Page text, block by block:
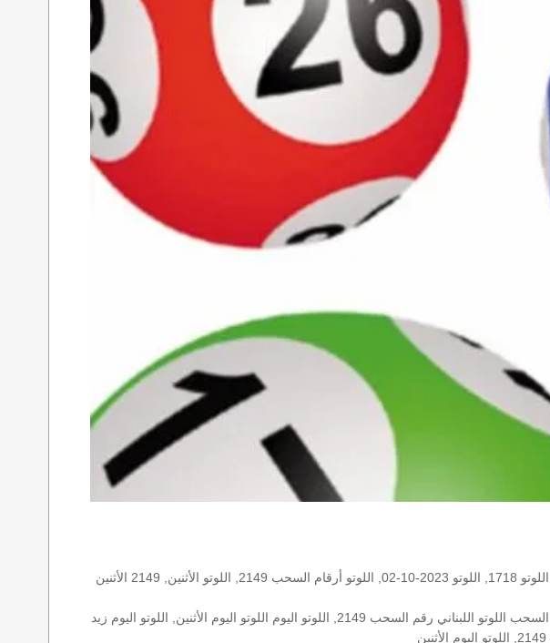
الأرقام الستة الاساسية, اللوتو اللبناني هذا اليوم اللوتو اليوم, اللوتو 2149 عو رقم سحب اللوتو ٢١٤٩ بالحرف العربية اللوتو 1718, اللوتو 2023-10-02, اللوتو أرقام السحب 2149, اللوتو الأثنين, 2149 الأثنين
اللوتو اللبناني الأثنين, اللوتو اللبناني الأثنين اللوتو اللبناني الأثنين 2023-10-02, اللوتو اللبناني اليوم اللوتو اللبناني رقم السحب اللوتو اللبناني رقم السحب 2149, اللوتو اليوم اللوتو اليوم الأثنين, اللوتو اليوم زيد